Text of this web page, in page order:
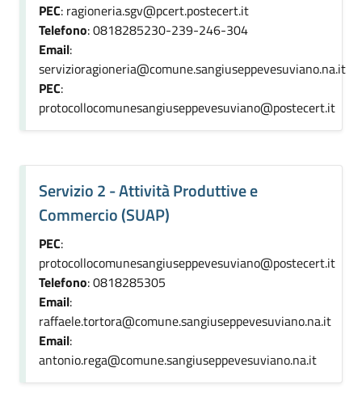
PEC: ragioneria.sgv@pcert.postecert.it
Telefono: 0818285230-239-246-304
Email:
servizioragioneria@comune.sangiuseppevesuviano.na.it
PEC:
protocollocomunesangiuseppevesuviano@postecert.it
Servizio 2 - Attività Produttive e
Commercio (SUAP)
PEC:
protocollocomunesangiuseppevesuviano@postecert.it
Telefono: 0818285305
Email:
raffaele.tortora@comune.sangiuseppevesuviano.na.it
Email:
antonio.rega@comune.sangiuseppevesuviano.na.it